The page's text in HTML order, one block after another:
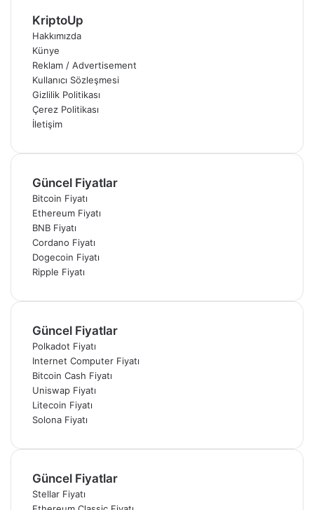
KriptoUp
Hakkımızda
Künye
Reklam / Advertisement
Kullanıcı Sözleşmesi
Gizlilik Politikası
Çerez Politikası
İletişim
Güncel Fiyatlar
Bitcoin Fiyatı
Ethereum Fiyatı
BNB Fiyatı
Cordano Fiyatı
Dogecoin Fiyatı
Ripple Fiyatı
Güncel Fiyatlar
Polkadot Fiyatı
Internet Computer Fiyatı
Bitcoin Cash Fiyatı
Uniswap Fiyatı
Litecoin Fiyatı
Solona Fiyatı
Güncel Fiyatlar
Stellar Fiyatı